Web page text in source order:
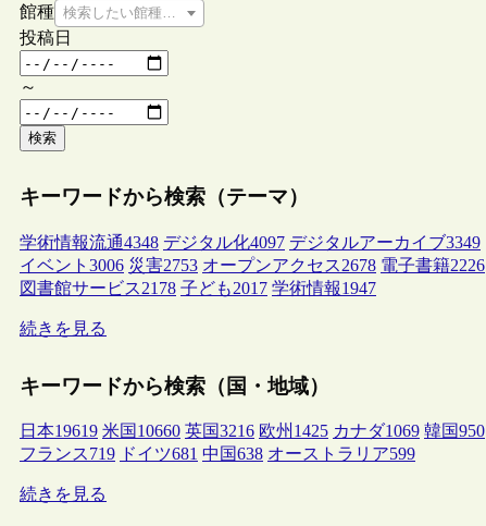
館種 検索したい館種を選択してください
投稿日
～
検索
キーワードから検索（テーマ）
学術情報流通4348 デジタル化4097 デジタルアーカイブ3349
イベント 3006 災害2753 オープンアクセス2678 電子書籍2226
図書館サービス2178 子ども2017 学術情報1947
続きを見る
キーワードから検索（国・地域）
日本19619 米国 10660 英国3216 欧州 1425 カナダ1069 韓国950
フランス719 ドイツ681 中国638 オーストラリア599
続きを見る